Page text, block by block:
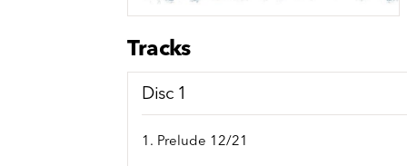
Classics
7 Inch singles
Bierviltjes
Tracks
Disc 1
1. Prelude 12/21